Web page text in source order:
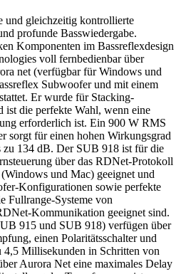
und gleichzeitig kontrollierte
profunde Basswiedergabe.
Komponenten im Bassreflexdesign
voll fernbedienbar über
net (verfügbar für Windows und
Subwoofer und mit einem
Er wurde für Stacking-
die perfekte Wahl, wenn eine
erforderlich ist. Ein 900 W RMS
sorgt für einen hohen Wirkungsgrad
zu 134 dB. Der SUB 918 ist für die
über das RDNet-Protokoll
und Mac) geeignet und
Konfigurationen sowie perfekte
Fullrange-Systeme von
Kommunikation geeignet sind.
915 und SUB 918) verfügen über
einen Polaritätsschalter und
Millisekunden in Schritten von
Aurora Net eine maximales Delay